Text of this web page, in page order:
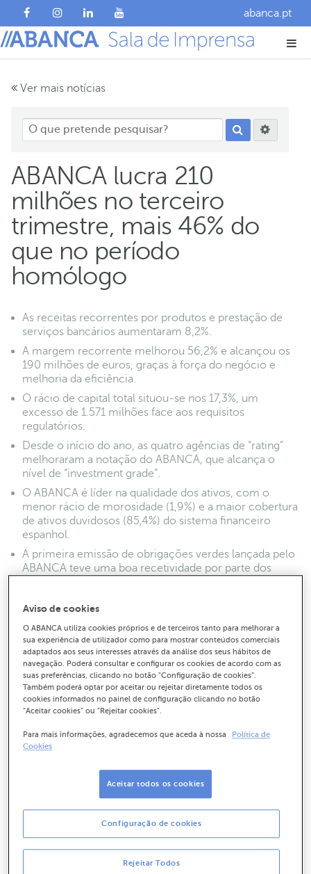
abanca.pt
Ver mais notícias
ABANCA lucra 210
milhões no terceiro
trimestre, mais 46% do
que no período
homólogo
As receitas recorrentes por produtos e prestação de
serviços bancários aumentaram 8,2%.
A margem recorrente melhorou 56,2% e alcançou os
190 milhões de euros, graças à força do negócio e
melhoria da eficiência.
O rácio de capital total situou-se nos 17,3%, um
excesso de 1.571 milhões face aos requisitos
regulatórios.
Desde o início do ano, as quatro agências de “rating”
melhoraram a notação do ABANCA, que alcança o
nível de “investment grade”.
O ABANCA é líder na qualidade dos ativos, com o
menor rácio de morosidade (1,9%) e a maior cobertura
de ativos duvidosos (85,4%) do sistema financeiro
espanhol.
A primeira emissão de obrigações verdes lançada pelo
ABANCA teve uma boa recetividade por parte dos
Alta resolução
CORPORATIVO
Aviso de cookies
O ABANCA utiliza cookies próprios e de terceiros tanto para melhorar a
sua experiência de utilizador como para mostrar conteúdos comerciais
adaptados aos seus interesses através da análise dos seus hábitos de
navegação. Poderá consultar e configurar os cookies de acordo com as
suas preferências, clicando no botão "Configuração de cookies”.
Também poderá optar por aceitar ou rejeitar diretamente todos os
cookies informados no painel de configuração clicando no botão
“Aceitar cookies” ou “Rejeitar cookies”.
Para mais informações, agradecemos que aceda à nossa
Política de
Cookies
Rejeitar Todos
Configuração de cookies
Aceitar todos os cookies